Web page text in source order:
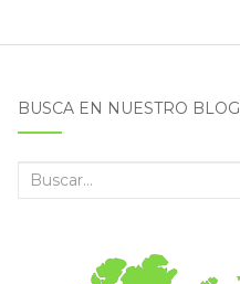
BUSCA EN NUESTRO BLOG
Buscar: